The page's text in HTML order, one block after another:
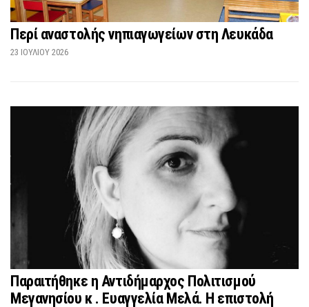
Περί αναστολής νηπιαγωγείων στη Λευκάδα
23 ΙΟΥΛΊΟΥ 2026
Παραιτήθηκε η Αντιδήμαρχος Πολιτισμού
Μεγανησίου κ . Ευαγγελία Μελά. Η επιστολή